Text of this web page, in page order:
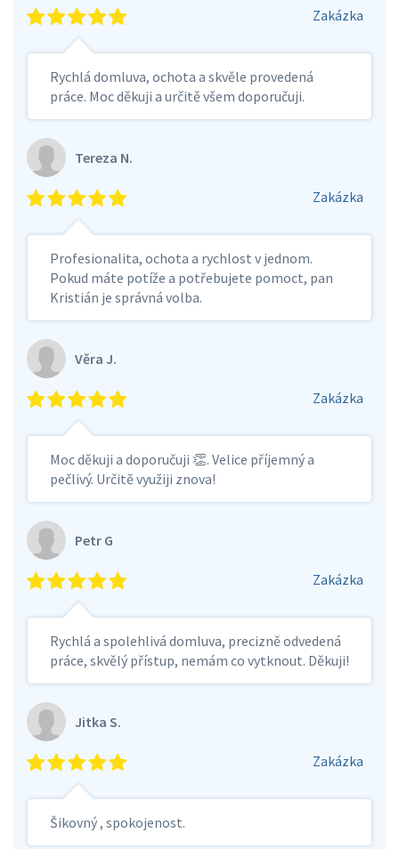
Zakázka
Rychlá domluva, ochota a skvěle provedená
práce. Moc děkuji a určitě všem doporučuji.
Tereza N.
Zakázka
Profesionalita, ochota a rychlost v jednom.
Pokud máte potíže a potřebujete pomoct, pan
Kristián je správná volba.
Věra J.
Zakázka
Moc děkuji a doporučuji 👏. Velice příjemný a
pečlivý. Určitě využiji znova!
Petr G
Zakázka
Rychlá a spolehlivá domluva, precizně odvedená
práce, skvělý přístup, nemám co vytknout. Děkuji!
Jitka S.
Zakázka
Šikovný , spokojenost.